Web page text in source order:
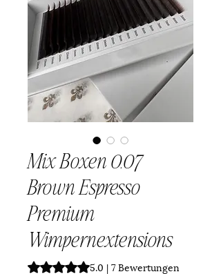
Mix Boxen 0.07
Brown Espresso
Premium
Wimpernextensions
Das Rating beträgt 5.0 von fünf
5.0 | 7 Bewertungen